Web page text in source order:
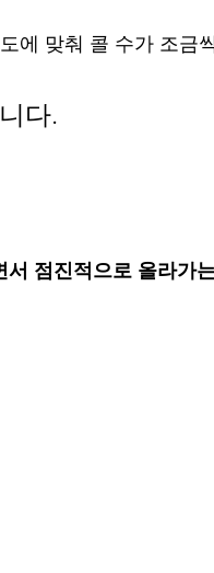
에 맞춰 콜 수가 조금
다.
서 점진적으로 올라가